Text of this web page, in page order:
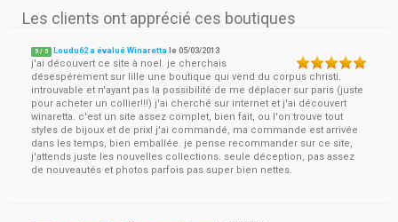
Les clients ont apprécié ces boutiques
5 / 5 Loudu62 a évalué Winaretta le05/03/2013
j'ai découvert ce site à noel. je cherchais
désespérement sur lille une boutique qui vend du corpus christi.
introuvable et n'ayant pas la possibilité de me déplacer sur paris (juste
pour acheter un collier!!!) j'ai cherché sur internet et j'ai découvert
winaretta. c'est un site assez complet, bien fait, ou l'on trouve tout
styles de bijoux et de prix! j'ai commandé, ma commande est arrivée
dans les temps, bien emballée. je pense recommander sur ce site,
j'attends juste les nouvelles collections. seule déception, pas assez
de nouveautés et photos parfois pas super bien nettes.